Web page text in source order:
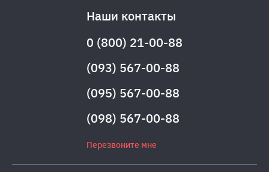
Наши контакты
0 (800) 21-00-88
(093) 567-00-88
(095) 567-00-88
(098) 567-00-88
Перезвоните мне